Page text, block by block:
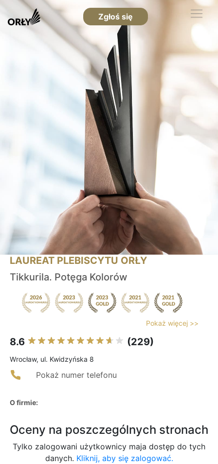
Zgłoś się
LAUREAT PLEBISCYTU ORŁY
Tikkurila. Potęga Kolorów
Pokaż więcej >>
8.6 (229)
Wrocław, ul. Kwidzyńska 8
Pokaż numer telefonu
O firmie:
Oceny na poszczególnych stronach
Tylko zalogowani użytkownicy maja dostęp do tych
danych. Kliknij, aby się zalogować.